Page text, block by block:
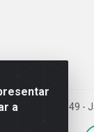
aMonteiro, 7049